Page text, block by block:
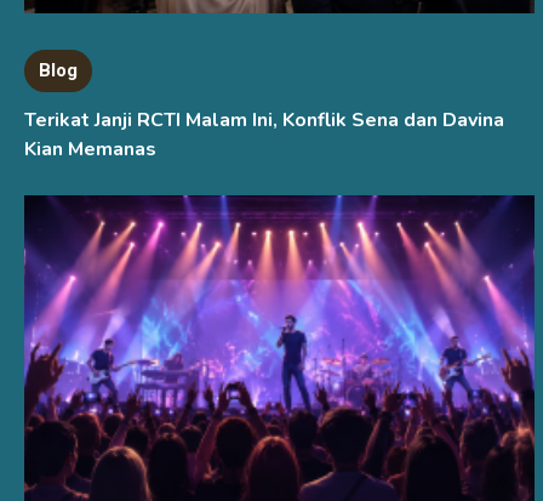
Blog
Terikat Janji RCTI Malam Ini, Konflik Sena dan Davina
Kian Memanas